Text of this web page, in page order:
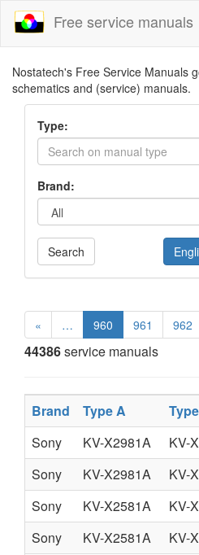
Free service manuals
Nostatech's Free Service Manuals
schematics and (service) manuals.
Type:
Brand:
Search
« … 960 961 962
44386service manuals
Brand Type A
Sony
KV-X2981A KV-
Sony
KV-X2981A KV-
Sony
KV-X2581A KV-
Sony
KV-X2581A KV-